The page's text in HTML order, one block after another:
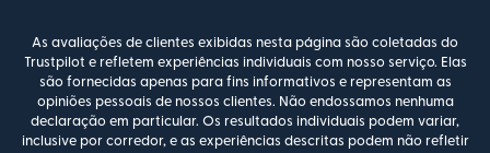
As avaliações de clientes exibidas nesta página são coletadas do
Trustpilot e refletem experiências individuais com nosso serviço. Elas
são fornecidas apenas para fins informativos e representam as
opiniões pessoais de nossos clientes. Não endossamos nenhuma
declaração em particular. Os resultados individuais podem variar,
inclusive por corredor, e as experiências descritas podem não refletir